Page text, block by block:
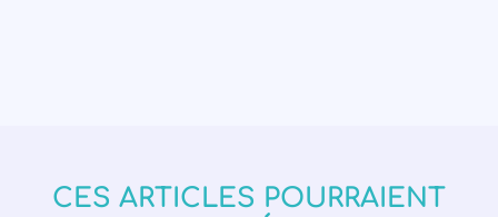
CES ARTICLES POURRAIENT